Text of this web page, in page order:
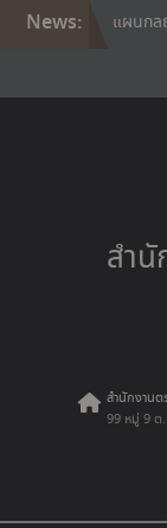
SkipNews:
แผนกล
รายง
สำนั
สำนักงานต
99 หมู่ 9 ต